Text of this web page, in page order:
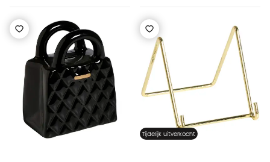
Tijdelijk uitverkocht